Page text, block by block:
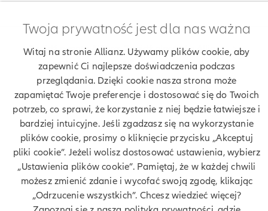
Twoje dane
Polityka prywatności
Polityka cookies
Znajdź agenta Allianz. Znajdź placówkę Allianz
Ubezpieczenia Allianz Tomasz Duda
Twoja prywatność jest dla nas ważna
Witaj na stronie Allianz. Używamy plików cookie, aby
zapewnić Ci najlepsze doświadczenia podczas
przeglądania. Dzięki cookie nasza strona może
zapamiętać Twoje preferencje i dostosować się do Twoich
potrzeb, co sprawi, że korzystanie z niej będzie łatwiejsze i
bardziej intuicyjne. Jeśli zgadzasz się na wykorzystanie
plików cookie, prosimy o kliknięcie przycisku „Akceptuj
pliki cookie”. Jeżeli wolisz dostosować ustawienia, wybierz
„Ustawienia plików cookie”. Pamiętaj, że w każdej chwili
możesz zmienić zdanie i wycofać swoją zgodę, klikając
„Odrzucenie wszystkich”. Chcesz wiedzieć więcej?